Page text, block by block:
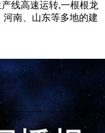
线高速运转,一根根龙
南、山东等多地的建